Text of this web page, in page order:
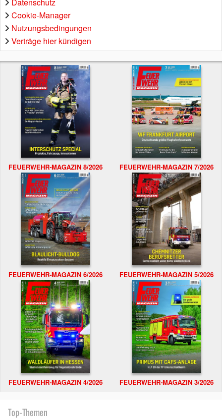
Datenschutz
Cookie-Manager
Nutzungsbedingungen
Verträge hier kündigen
FEUERWEHR-MAGAZIN 8/2026 FEUERWEHR-MAGAZIN 7/2026
FEUERWEHR-MAGAZIN 6/2026 FEUERWEHR-MAGAZIN 5/2026
FEUERWEHR-MAGAZIN 4/2026 FEUERWEHR-MAGAZIN 3/2026
Top-Themen